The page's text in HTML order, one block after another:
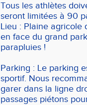
Tous les athlètes
seront limitées à 90
Lieu : Plaine agricole
en face du grand
parapluies !
Parking : Le parking
sportif. Nous
garer dans la ligne
passages piétons